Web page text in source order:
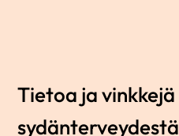
Tietoa ja vinkkejä
sydänterveydestä